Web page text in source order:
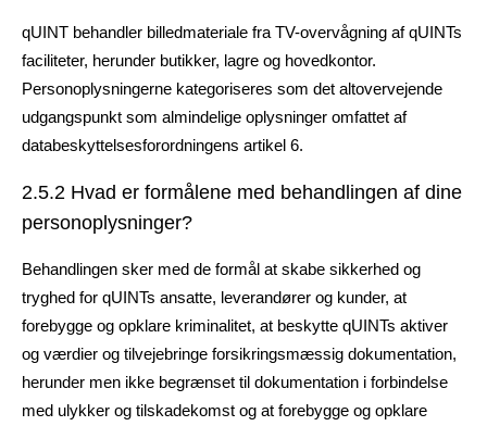
qUINT behandler billedmateriale fra TV-overvågning af qUINTs
faciliteter, herunder butikker, lagre og hovedkontor.
Personoplysningerne kategoriseres som det altovervejende
udgangspunkt som almindelige oplysninger omfattet af
databeskyttelsesforordningens artikel 6.
2.5.2 Hvad er formålene med behandlingen af dine
personoplysninger?
Behandlingen sker med de formål at skabe sikkerhed og
tryghed for qUINTs ansatte, leverandører og kunder, at
forebygge og opklare kriminalitet, at beskytte qUINTs aktiver
og værdier og tilvejebringe forsikringsmæssig dokumentation,
herunder men ikke begrænset til dokumentation i forbindelse
med ulykker og tilskadekomst og at forebygge og opklare